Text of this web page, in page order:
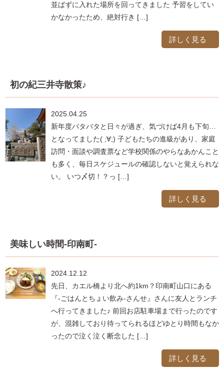
並ばずに入れた場所を回ってきました 予習をしてい
かなかったため、絶対行き […]
詳しく見る
初の紀三井寺散策♪
2025.04.25
新年度バタバタと日々が過ぎ、気づけば4月も下旬…
となってました( ;∀;) 子どもたちの進級があり、家庭
訪問・面談や調査票など学校関係のやらなあかんこと
も多く、毎日スケジュールの確認しないと覚えられな
い。 いつ〆切！？っ […]
詳しく見る
美味しい時間-印南町-
2024.12.12
先日、カエル橋より北へ約1km？印南町山口にある
『-ごはんとちょい飲み-さんせ』さんに友人とランチ
へ行ってきました♪ 前回お店駐車場まで行ったのです
が、混雑しており待ってられるほどゆとり時間もなか
ったので泣く泣く断念した […]
詳しく見る